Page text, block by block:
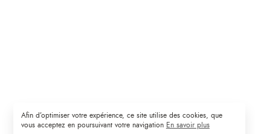
Afin d’optimiser votre expérience, ce site utilise des cookies, que
vous acceptez en poursuivant votre navigation En savoir plus
Plan du site | CGV | Mentions légales